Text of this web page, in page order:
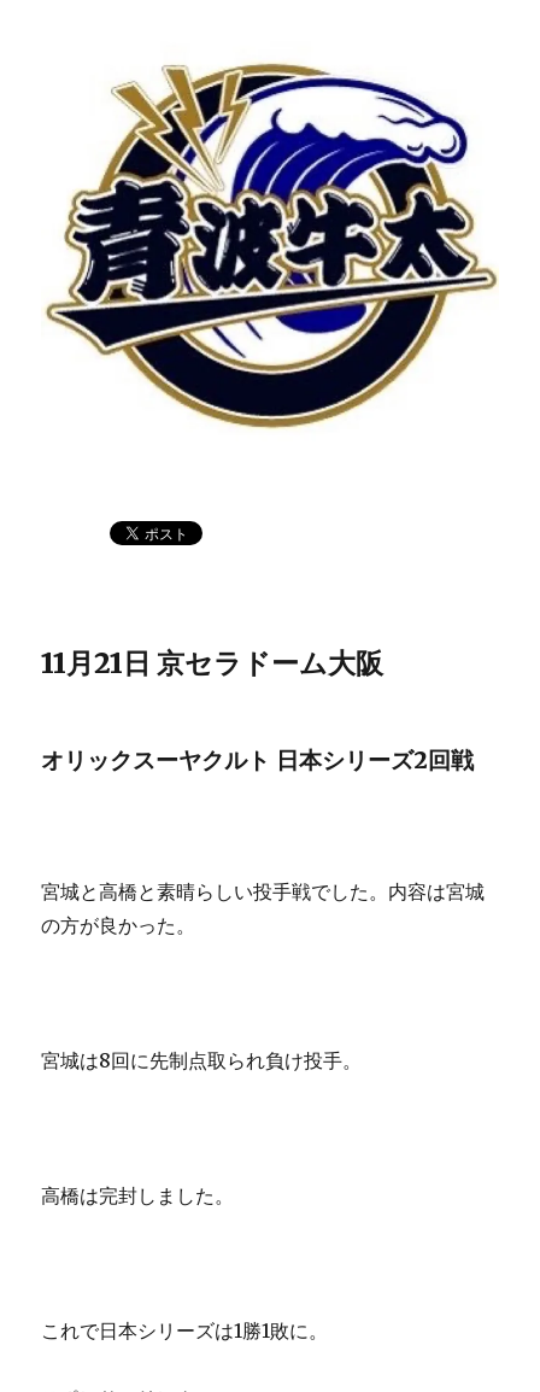
11月21日 京セラドーム大阪
オリックスーヤクルト 日本シリーズ2回戦
宮城と高橋と素晴らしい投手戦でした。内容は宮城
の方が良かった。
宮城は8回に先制点取られ負け投手。
高橋は完封しました。
これで日本シリーズは1勝1敗に。